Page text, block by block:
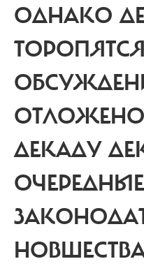
ОДНАКО
ДЕКАДУ
ОЧЕРЕДНЫЕ